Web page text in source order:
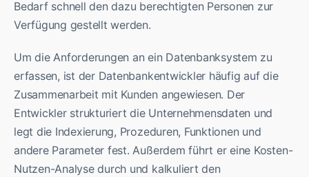
Bedarf schnell den dazu berechtigten Personen zur
Verfügung gestellt werden.
Um die Anforderungen an ein Datenbanksystem zu
erfassen, ist der Datenbankentwickler häufig auf die
Zusammenarbeit mit Kunden angewiesen. Der
Entwickler strukturiert die Unternehmensdaten und
legt die Indexierung, Prozeduren, Funktionen und
andere Parameter fest. Außerdem führt er eine Kosten-
Nutzen-Analyse durch und kalkuliert den